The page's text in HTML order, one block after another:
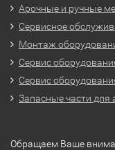
Арочные и ручные
Сервисное
Монтаж
Сервис
Сервис
Запасные части для
Обращаем Ваше